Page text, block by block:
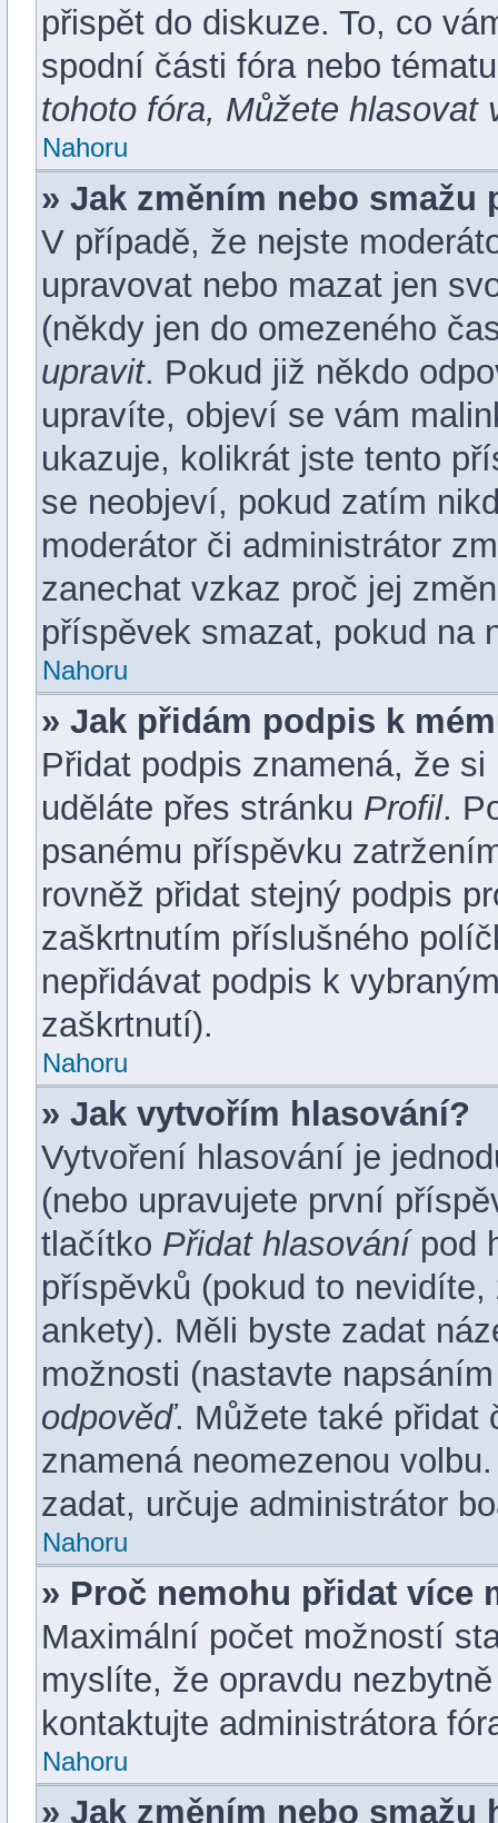
přispět do diskuze. To, co
spodní části fóra nebo
tohoto fóra, Můžete hlasovat
Nahoru
» Jak změním nebo smažu
V případě, že nejste
upravovat nebo mazat jen
(někdy jen do omezeného
upravit. Pokud již někdo
upravíte, objeví se vám
ukazuje, kolikrát jste tento
se neobjeví, pokud zatím
moderátor či administrátor
zanechat vzkaz proč jej
příspěvek smazat, pokud na
Nahoru
» Jak přidám podpis k
Přidat podpis znamená, že
uděláte přes stránku Profil.
psanému příspěvku
rovněž přidat stejný podpis
zaškrtnutím příslušného
nepřidávat podpis k
zaškrtnutí).
Nahoru
» Jak vytvořím hlasování?
Vytvoření hlasování je
(nebo upravujete první
tlačítko Přidat hlasovánípod
příspěvků (pokud to
ankety). Měli byste zadat
možnosti (nastavte
odpověď. Můžete také přidat
znamená neomezenou
zadat, určuje administrátor
Nahoru
» Proč nemohu přidat více
Maximální počet možností
myslíte, že opravdu
kontaktujte administrátora
Nahoru
» Jak změním nebo smažu